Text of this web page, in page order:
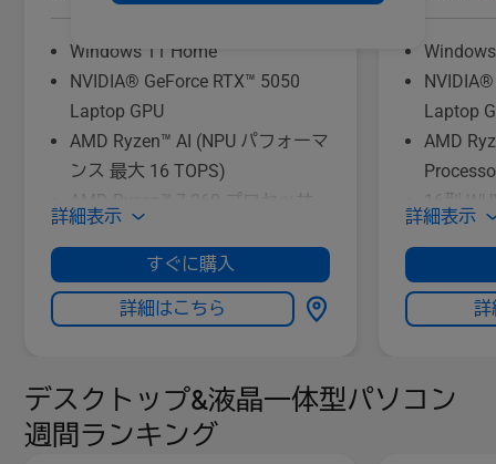
Windows 11 Home
NVIDIA® GeForce RTX™ 5050
Laptop GPU
AMD Ryzen™ AI (NPU パフォーマ
ンス 最大 16 TOPS)
AMD Ryzen™ 7 260 プロセッサ
16型 WUXGA (1920 x 1200ドッ
ト) 16:10 165Hz
1TB (PCI Express 4.0 x4接続
NVMe/M.2)
詳細表示
すぐに購入
詳細はこちら
Laptop
AMD
16型
ト)
NVMe/
詳細表示
詳
デスクトップ&液晶一体型パソコン
週間ランキング